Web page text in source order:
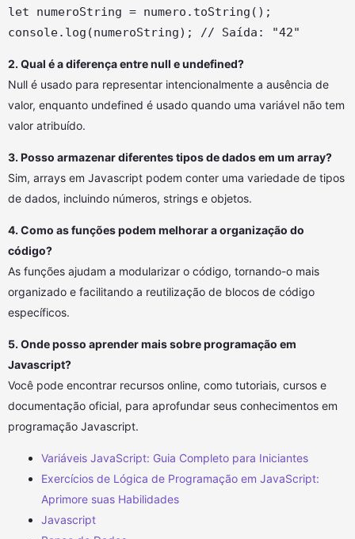
let numeroString = numero.toString();
console.log(numeroString); // Saída: "42"
2. Qual é a diferença entre null e undefined?
Null é usado para representar intencionalmente a ausência de
valor, enquanto undefined é usado quando uma variável não tem
valor atribuído.
3. Posso armazenar diferentes tipos de dados em um array?
Sim, arrays em Javascript podem conter uma variedade de tipos
de dados, incluindo números, strings e objetos.
4. Como as funções podem melhorar a organização do
código?
As funções ajudam a modularizar o código, tornando-o mais
organizado e facilitando a reutilização de blocos de código
específicos.
5. Onde posso aprender mais sobre programação em
Javascript?
Você pode encontrar recursos online, como tutoriais, cursos e
documentação oficial, para aprofundar seus conhecimentos em
programação Javascript.
Variáveis JavaScript: Guia Completo para Iniciantes
Exercícios de Lógica de Programação em JavaScript:
Aprimore suas Habilidades
Javascript